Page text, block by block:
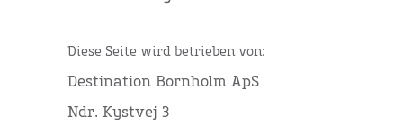
Diese Seite wird betrieben von:
Destination Bornholm ApS
Ndr. Kystvej 3